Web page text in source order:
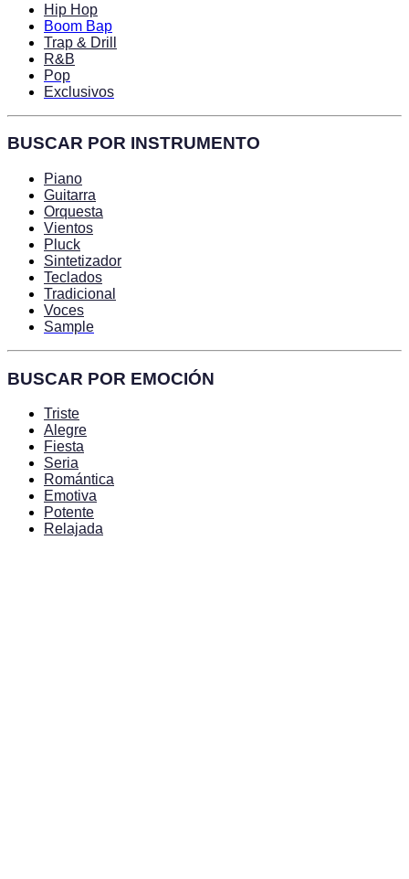
Hip Hop
Boom Bap
Trap & Drill
R&B
Pop
Exclusivos
BUSCAR POR INSTRUMENTO
Piano
Guitarra
Orquesta
Vientos
Pluck
Sintetizador
Teclados
Tradicional
Voces
Sample
BUSCAR POR EMOCIÓN
Triste
Alegre
Fiesta
Seria
Romántica
Emotiva
Potente
Relajada